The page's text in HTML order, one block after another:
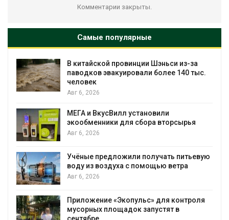
Комментарии закрыты.
Самые популярные
тыс.
Учёные научили салат производить
«животный» белок для
мяса
Авг 6, 2026
Засуха в Индонезии увеличила
производство соли почти в 20 раз
Авг 6, 2026
В пяти странах Амазонии задержали
более 800 человек в ходе операции
против экологических преступлений
Новый порядок расчёта нарушений
на промышленные выбросы может